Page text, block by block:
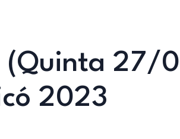
(Quinta 27/
2023